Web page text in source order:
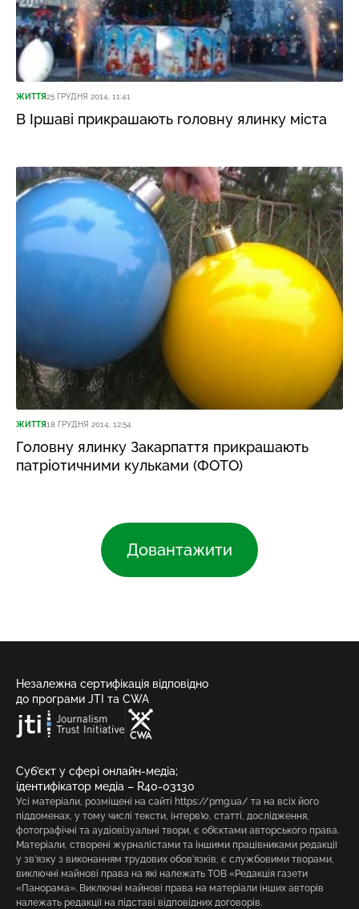
ЖИТТЯ25 ГРУДНЯ 2014, 11:41
В Іршаві прикрашають головну ялинку міста
ЖИТТЯ18 ГРУДНЯ 2014, 12:54
Головну ялинку Закарпаття прикрашають
патріотичними кульками (ФОТО)
Довантажити
Незалежна сертифікація відповідно
до програми JTI та CWA
Суб’єкт у сфері онлайн-медіа;
ідентифікатор медіа – R40-03130
Усі матеріали, розміщені на сайті https://pmg.ua/ та на всіх його
піддоменах, у тому числі тексти, інтерв’ю, статті, дослідження,
фотографічні та аудіовізуальні твори, є об’єктами авторського права.
Матеріали, створені журналістами та іншими працівниками редакції
у зв’язку з виконанням трудових обов’язків, є службовими творами,
виключні майнові права на які належать ТОВ «Редакція газети
«Панорама». Виключні майнові права на матеріали інших авторів
належать редакції на підставі відповідних договорів.